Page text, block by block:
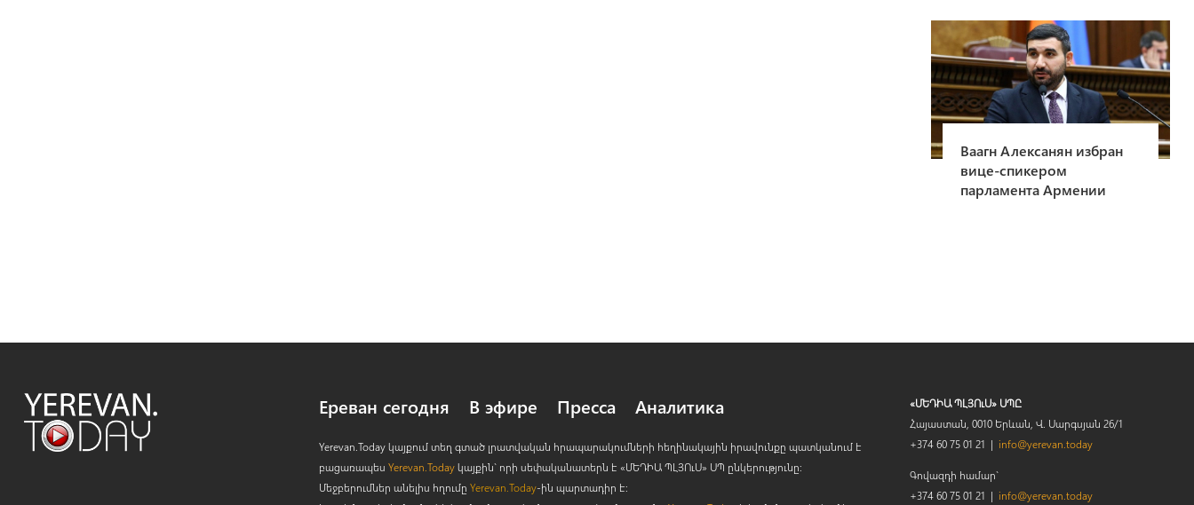
Ваагн Алексанян избран
вице-спикером
парламента Армении
Ереван сегодня В эфире Пресса Аналитика
Yerevan.Today կայքում տեղ գտած լրատվական հրապարակումների հեղինակային իրավունքը պատկանում է
բացառապեսYerevan.Todayկայքին` որի սեփականատերն է «ՄԵԴԻԱ ՊԼՅՈւՍ» ՍՊ ընկերությունը։
Մեջբերումներ անելիս հղումըYerevan.Today-ին պարտադիր է:
«ՄԵԴԻԱ ՊԼՅՈւՍ» ՍՊԸ
Հայաստան, 0010 Երևան, Վ. Սարգսյան 26/1
+374 60 75 01 21 | info@yerevan.today
Գովազդի համար`
+374 60 75 01 21 | info@yerevan.today